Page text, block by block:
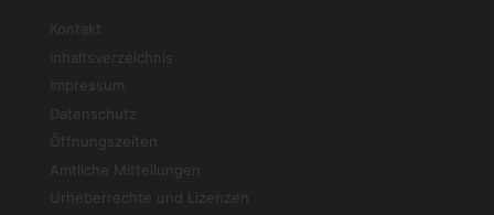
Kontakt
Inhaltsverzeichnis
Impressum
Datenschutz
Öffnungszeiten
Amtliche Mitteilungen
Urheberrechte und Lizenzen